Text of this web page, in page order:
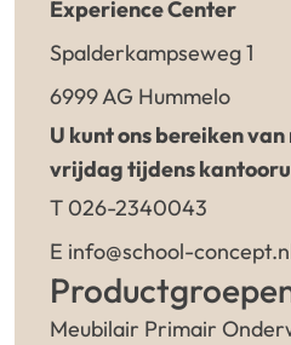
Experience Center
Spalderkampseweg 1
6999 AG Hummelo
U kunt ons bereiken
vrijdag tijdens
T 026-2340043
E info@school-
Meubilair Primair